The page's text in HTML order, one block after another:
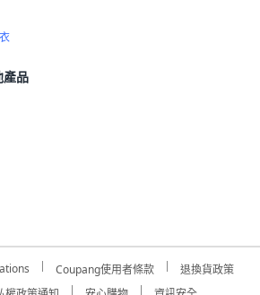
產品
Coupang使用者條款
退換貨政策